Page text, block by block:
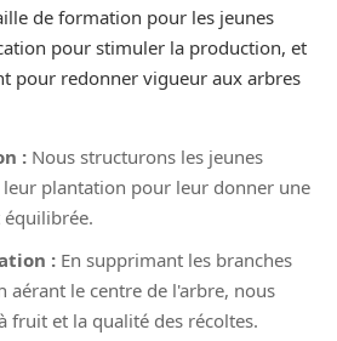
de formation pour les jeunes
pour stimuler la production, et
pour redonner vigueur aux arbres
: Nous structurons les jeunes
plantation pour leur donner une
: En supprimant les branches
aérant le centre de l'arbre, nous
fruit et la qualité des récoltes.